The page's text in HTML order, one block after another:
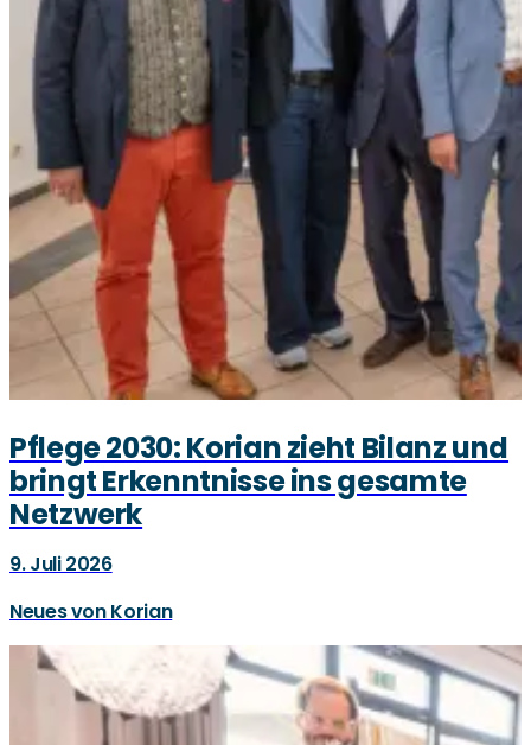
Pflege 2030: Korian zieht Bilanz und
bringt Erkenntnisse ins gesamte
Netzwerk
9. Juli 2026
Neues von Korian